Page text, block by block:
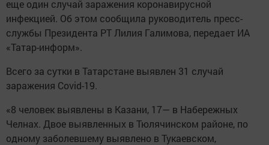
еще один случай заражения коронавирусной
инфекцией. Об этом сообщила руководитель пресс-
службы Президента РТ Лилия Галимова, передает ИА
«Татар-информ».
Всего за сутки в Татарстане выявлен 31 случай
заражения Covid-19.
«8 человек выявлены в Казани, 17— в Набережных
Челнах. Двое выявленных в Тюлячинском районе, по
одному заболевшему выявлено в Тукаевском,